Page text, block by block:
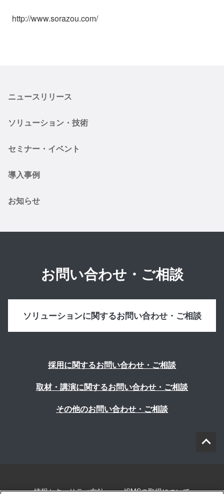
http://www.sorazou.com/
ニュースリリース
ソリューション・技術
セミナー・イベント
導入事例
お知らせ
お問い合わせ・ご相談
ソリューションに関するお問い合わせ・ご相談
採用に関するお問い合わせ・ご相談
取材・講演に関するお問い合わせ・ご相談
その他のお問い合わせ・ご相談
情報セキュリティ方針 ISMSの取得について